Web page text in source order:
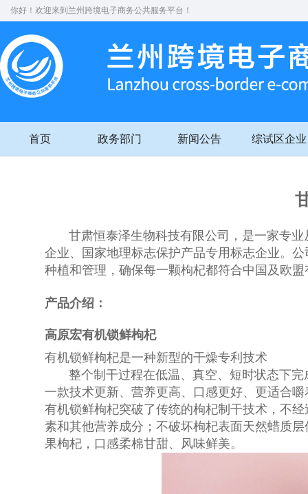
你好！欢迎来到兰州跨境电子商务公共服务平台！
首页 政务部门 新闻公告 综试区企业
甘肃恒泰泽生物科技有限公司，是一家专业
企业、国家地理标志保护产品专用标志企业。
种植和管理，确保每一颗枸杞都符合中国及欧
产品介绍：
高原宏有机锁鲜枸杞
有机锁鲜枸杞是一种新型的干燥专利技术
整个制干过程在低温、真空、短时状态下
一款技术更新、营养更高、口感更好、更适合
有机锁鲜枸杞突破了传统的枸杞制干技术，不
素和其他营养成分；不破坏枸杞表面天然蜡质
果枸杞，口感柔棉甘甜、风味鲜美。